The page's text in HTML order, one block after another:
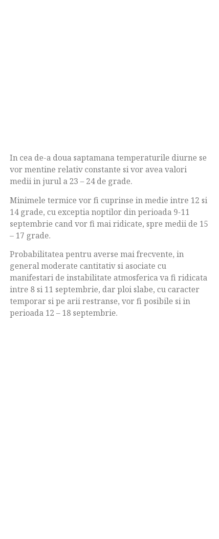
In cea de-a doua saptamana temperaturile diurne se
vor mentine relativ constante si vor avea valori
medii in jurul a 23 – 24 de grade.
Minimele termice vor fi cuprinse in medie intre 12 si
14 grade, cu exceptia noptilor din perioada 9-11
septembrie cand vor fi mai ridicate, spre medii de 15
– 17 grade.
Probabilitatea pentru averse mai frecvente, in
general moderate cantitativ si asociate cu
manifestari de instabilitate atmosferica va fi ridicata
intre 8 si 11 septembrie, dar ploi slabe, cu caracter
temporar si pe arii restranse, vor fi posibile si in
perioada 12 – 18 septembrie.